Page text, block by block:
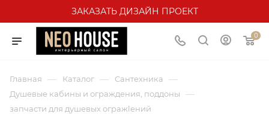
ЗАКАЗАТЬ ДИЗАЙН ПРОЕКТ
0
Главная — Каталог — Сантехника —
Душевые кабины и ограждения, поддоны —
запчасти для душевых огражlений